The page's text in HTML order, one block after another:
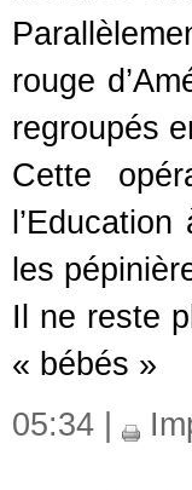
rouge
regroupés
Cette
les
Il ne reste
« bébés »
05:34 |